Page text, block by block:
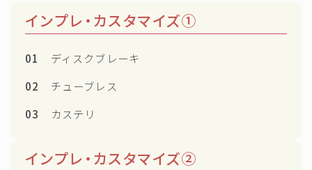
インプレ・カスタマイズ①
01
ディスクブレーキ
02
チューブレス
03
カステリ
インプレ・カスタマイズ②